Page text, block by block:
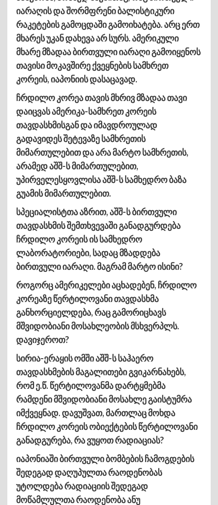
იარაღის და შორმფრენი ბალისტიკური
რაკეტების გამოცდაში გამოიხატება. არც ერთ
მხარეს უკან დახევა არ სურს. ამერიკული
მხარე მზადაა ბირთვული იარაღი გამოიყენოს
თავისი მოკავშირე ქვეყნების სამხრეთ
კორეის, იაპონიის დასაცავად.
ჩრდილო კორეა თავის მხრივ მზადაა თავი
დაიცვას ამერიკა-სამხრეთ კორეის
თავდასხმისგან და იმავდროულად
გადავიდეს შეტევაზე სამხრეთის
მიმართულებით და არა მარტო სამხრეთის,
არამედ აშშ-ს მიმართულებით,
უპირველესყოვლისა აშშ-ს სამხედრო ბაზა
გუამის მიმართულებით.
სპეციალისტთა აზრით, აშშ-ს ბირთვული
თავდასხმის შემთხვევაში განადგურდება
ჩრდილო კორეის ის სამხედრო
ლაბორატორიები, სადაც მზადდება
ბირთვული იარაღი. მაგრამ მარტო ისინი?
როგორც ამერიკელები აცხადებენ, ჩრდილო
კორეაზე წერტილოვანი თავდასხმა
განხორციელდება, რაც გამორიცხავს
მშვიდობიანი მოსახლეობის მსხვერპლს.
დავიჯეროთ?
სირია-ერაყის ომში აშშ-ს საჰაერო
თავდასხმების მაგალითები გვიკარნახებს,
რომ ე.წ. წერტილოვანმა დარტყმებმა
რამდენი მშვიდობიანი მოსახლე გაისტუმრა
იმქვეყნად. დავუშვათ, მართლაც მოხდა
ჩრდილო კორეის ობიექტების წერტილოვანი
განადგურება, რა ვუყოთ რადიაციას?
იაპონიაში ბირთვული ბომბების ჩამოგდების
შედეგად დაღუპულთა რაოდენობას
უტოლდება რადიაციის შედეგად
მოწამლულთა რაოდენობა ანუ